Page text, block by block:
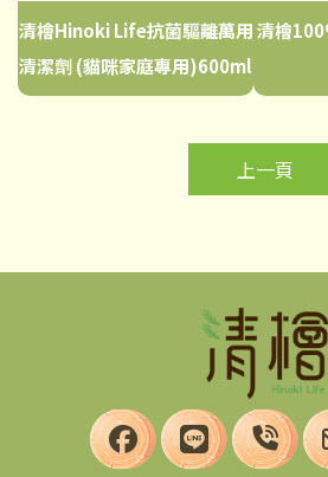
清檜Hinoki Life抗菌驅離萬用
清潔劑 (貓咪家庭專用)600ml
清檜
上一頁